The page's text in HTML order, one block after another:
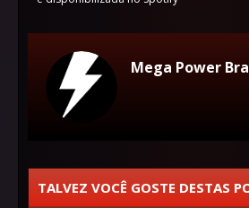
Mega Power
TALVEZ VOCÊ GOSTE DESTAS